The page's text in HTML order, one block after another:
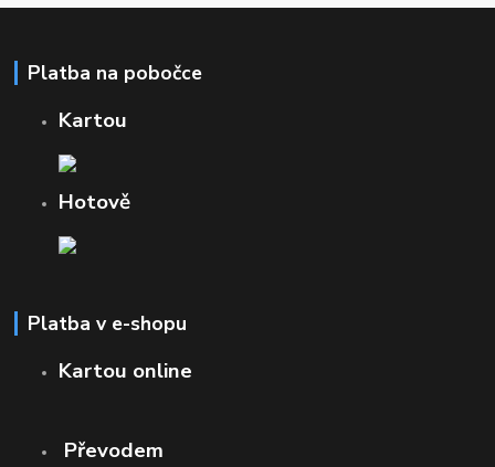
Platba na pobočce
Kartou
Hotově
Platba v e-shopu
Kartou online
Převodem